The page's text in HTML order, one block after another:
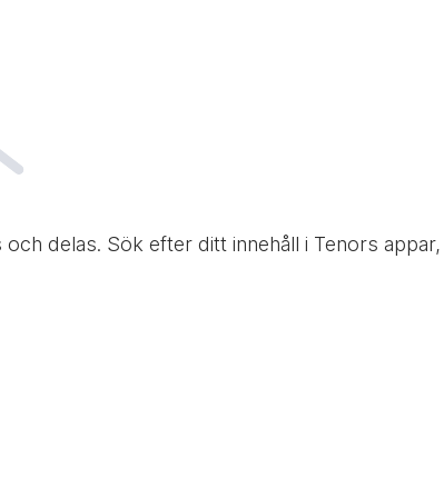
delas. Sök efter ditt innehåll i Tenors